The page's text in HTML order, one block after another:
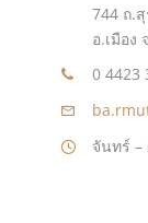
744 ถ.
อ.เมือง
0 4423
จันทร์ –